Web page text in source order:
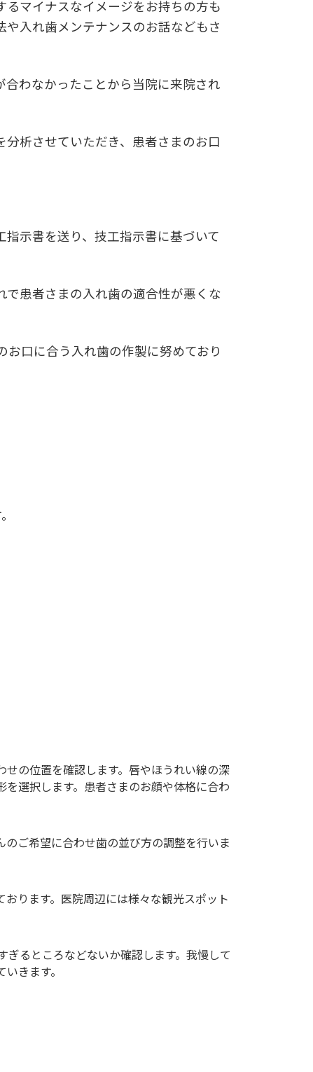
マイナスなイメージをお持ちの方も
入れ歯メンテナンスのお話などもさ
わなかったことから当院に来院され
析させていただき、患者さまのお口
示書を送り、技工指示書に基づいて
患者さまの入れ歯の適合性が悪くな
口に合う入れ歯の作製に努めており
の位置を確認します。唇やほうれい線の深
選択します。患者さまのお顔や体格に合わ
ご希望に合わせ歯の並び方の調整を行いま
ります。医院周辺には様々な観光スポット
るところなどないか確認します。我慢して
きます。